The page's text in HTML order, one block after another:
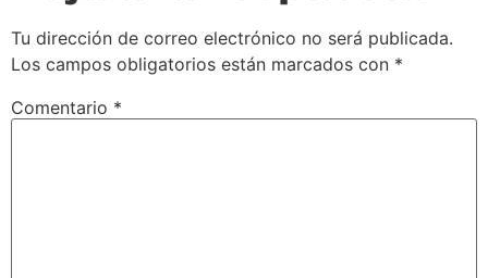
Tu dirección de correo electrónico no será publicada.
Los campos obligatorios están marcados con *
Comentario *